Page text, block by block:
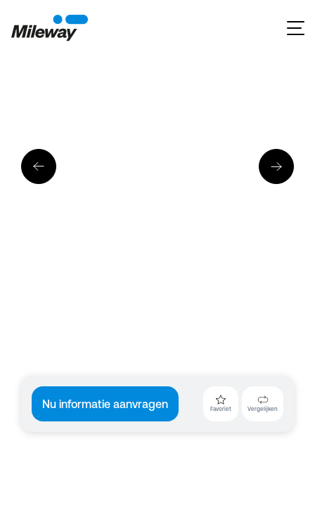
Nu informatie aanvragen Favoriet Vergelijken